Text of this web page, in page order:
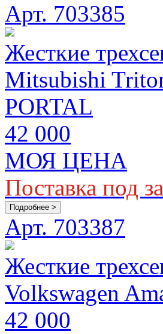
Арт. 703385
Жесткие
Mitsubishi
PORTAL
42 000
МОЯ ЦЕНА
Поставка под
Подробнее >
Арт. 703387
Жесткие
Volkswagen
42 000